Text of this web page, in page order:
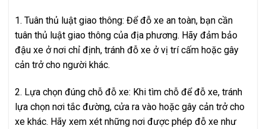
1. Tuân thủ luật giao thông: Để đỗ xe an toàn, bạn cần
tuân thủ luật giao thông của địa phương. Hãy đảm bảo
đậu xe ở nơi chỉ định, tránh đỗ xe ở vị trí cấm hoặc gây
cản trở cho người khác.
2. Lựa chọn đúng chỗ đỗ xe: Khi tìm chỗ để đỗ xe, tránh
lựa chọn nơi tắc đường, cửa ra vào hoặc gây cản trở cho
xe khác. Hãy xem xét những nơi được phép đỗ xe như